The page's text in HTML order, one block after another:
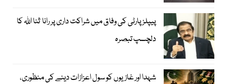
پیپلز پارٹی کی وفاق میں شراکت داری پر رانا ثنا اللہ کا
دلچسپ تبصرہ
شہدا اور غازیوں کو سول اعزازات دینے کی منظوری،